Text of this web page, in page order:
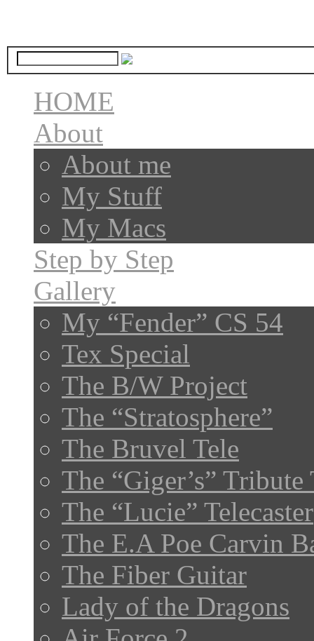
HOME
About
About me
My Stuff
My Macs
Step by Step
Gallery
My “Fender” CS 54
Tex Special
The B/W Project
The “Stratosphere”
The Bruvel Tele
The “Giger’s” Tribute
The “Lucie” Telecaster
The E.A Poe Carvin
The Fiber Guitar
Lady of the Dragons